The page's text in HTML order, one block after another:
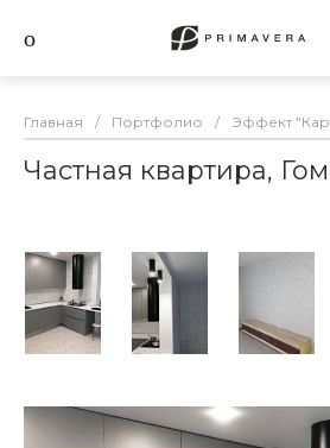
Главная / Портфолио / Эффект
Частная квартира,